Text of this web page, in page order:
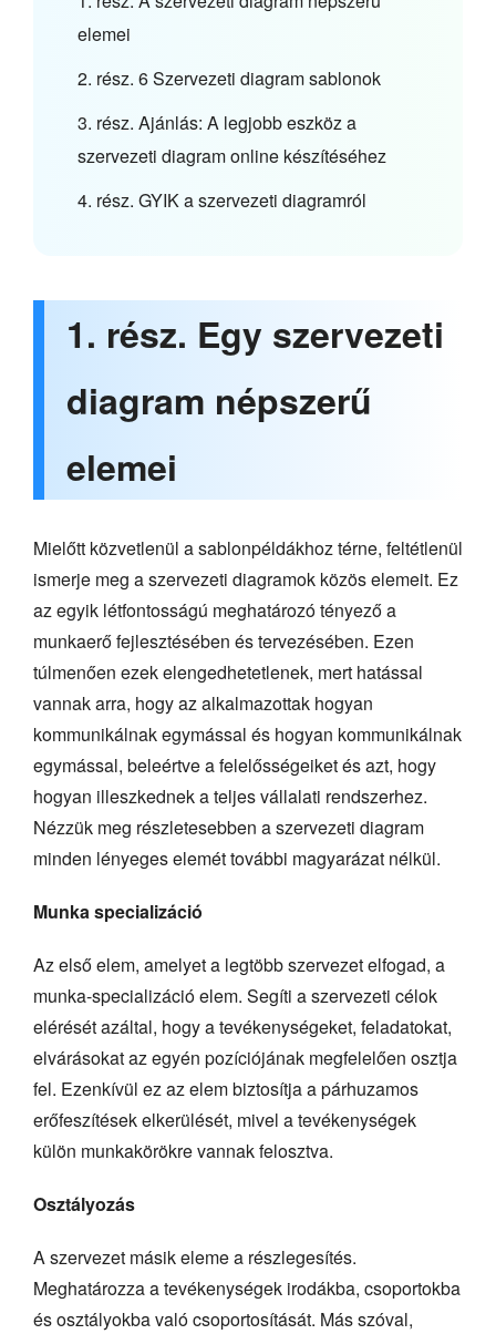
elemei
2. rész. 6 Szervezeti diagram sablonok
3. rész. Ajánlás: A legjobb eszköz a
szervezeti diagram online készítéséhez
4. rész. GYIK a szervezeti diagramról
1. rész. Egy szervezeti
diagram népszerű
elemei
Mielőtt közvetlenül a sablonpéldákhoz térne, feltétlenül
ismerje meg a szervezeti diagramok közös elemeit. Ez
az egyik létfontosságú meghatározó tényező a
munkaerő fejlesztésében és tervezésében. Ezen
túlmenően ezek elengedhetetlenek, mert hatással
vannak arra, hogy az alkalmazottak hogyan
kommunikálnak egymással és hogyan kommunikálnak
egymással, beleértve a felelősségeiket és azt, hogy
hogyan illeszkednek a teljes vállalati rendszerhez.
Nézzük meg részletesebben a szervezeti diagram
minden lényeges elemét további magyarázat nélkül.
Munka specializáció
Az első elem, amelyet a legtöbb szervezet elfogad, a
munka-specializáció elem. Segíti a szervezeti célok
elérését azáltal, hogy a tevékenységeket, feladatokat,
elvárásokat az egyén pozíciójának megfelelően osztja
fel. Ezenkívül ez az elem biztosítja a párhuzamos
erőfeszítések elkerülését, mivel a tevékenységek
külön munkakörökre vannak felosztva.
Osztályozás
A szervezet másik eleme a részlegesítés.
Meghatározza a tevékenységek irodákba, csoportokba
és osztályokba való csoportosítását. Más szóval,